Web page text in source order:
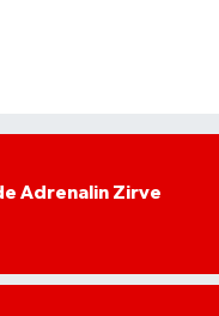
Adrenalin Zirve